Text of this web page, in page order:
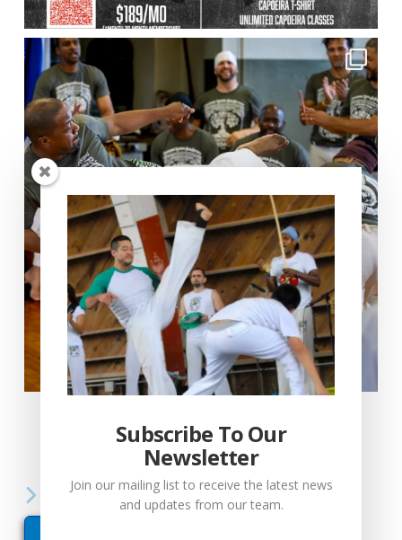
Call Us Today
Subscribe To Our
Newsletter
Join our mailing list to receive the latest news
and updates from our team.